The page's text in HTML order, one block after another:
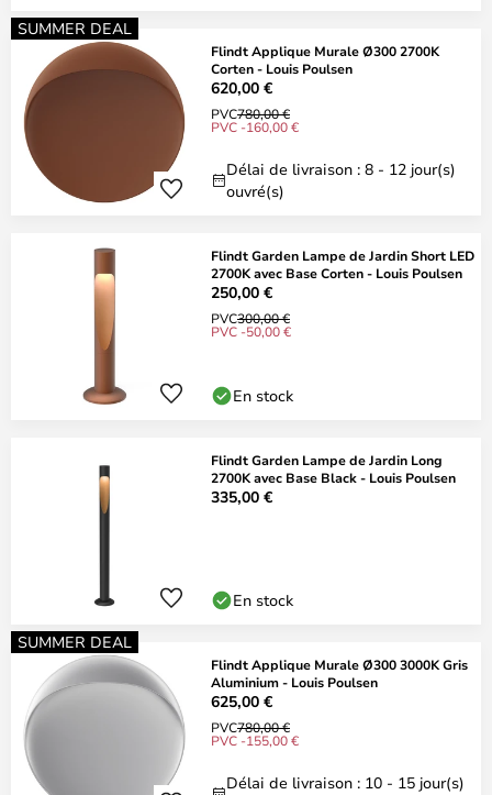
SUMMER DEAL
Flindt Applique Murale Ø300 2700K
Corten - Louis Poulsen
620,00 €
PVC780,00 €
PVC -160,00 €
Délai de livraison : 8 - 12 jour(s)
ouvré(s)
Flindt Garden Lampe de Jardin Short LED
2700K avec Base Corten - Louis Poulsen
250,00 €
PVC300,00 €
PVC -50,00 €
En stock
Flindt Garden Lampe de Jardin Long
2700K avec Base Black - Louis Poulsen
335,00 €
En stock
SUMMER DEAL
Flindt Applique Murale Ø300 3000K Gris
Aluminium - Louis Poulsen
625,00 €
PVC780,00 €
PVC -155,00 €
Délai de livraison : 10 - 15 jour(s)